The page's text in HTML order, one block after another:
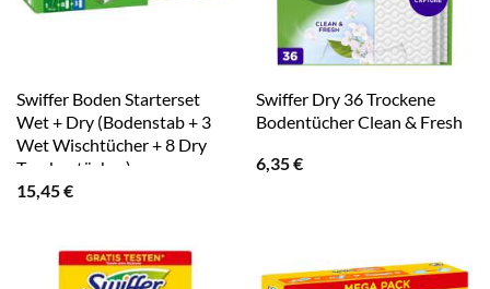
Swiffer Boden Starterset
Wet + Dry (Bodenstab + 3
Wet Wischtücher + 8 Dry
Trockentücher)
15,45€
Swiffer Dry 36 Trockene
Bodentücher Clean & Fresh
6,35€